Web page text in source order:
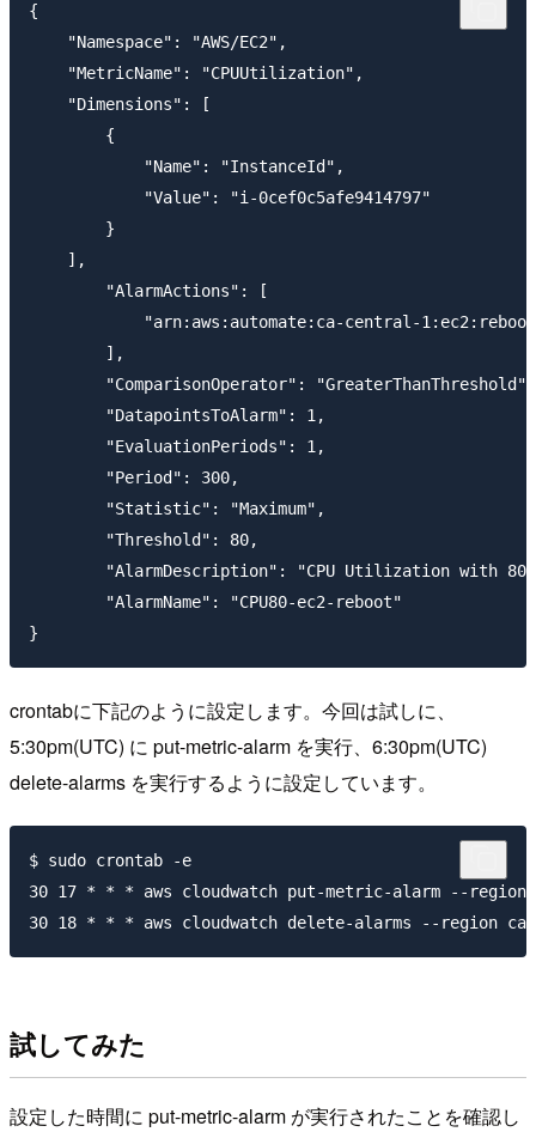
{
    "Namespace": "AWS/EC2",
    "MetricName": "CPUUtilization",
    "Dimensions": [
        {
            "Name": "InstanceId",
            "Value": "i-0cef0c5afe9414797"
        }
    ],
        "AlarmActions": [
"arn:aws:automate:ca-central-
        ],
        "ComparisonOperator": "GreaterThanThreshold",
        "DatapointsToAlarm": 1,
        "EvaluationPeriods": 1,
        "Period": 300,
        "Statistic": "Maximum",
        "Threshold": 80,
"AlarmDescription": "CPU Utilization with
        "AlarmName": "CPU80-ec2-reboot"
crontabに下記のように設定します。今回は試しに、
5:30pm(UTC) に put-metric-alarm を実行、6:30pm(UTC)
delete-alarms を実行するように設定しています。
$ sudo crontab -e
30 17 * * * aws cloudwatch put-metric-alarm --
試してみた
設定した時間に put-metric-alarm が実行されたことを確認し